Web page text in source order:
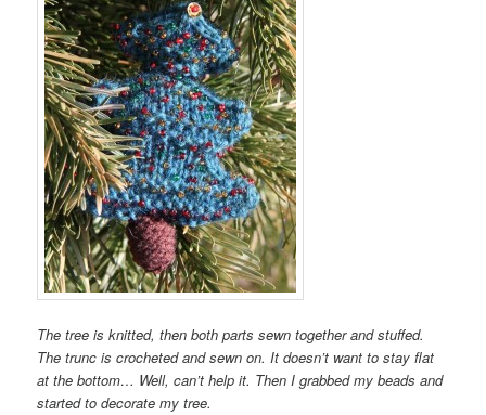
The tree is knitted, then both parts sewn together and stuffed.
The trunc is crocheted and sewn on. It doesn’t want to stay flat
at the bottom… Well, can’t help it. Then I grabbed my beads and
started to decorate my tree.